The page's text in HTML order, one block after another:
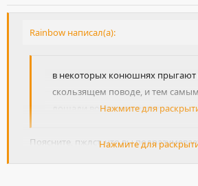
Rainbow написал(а):
в некоторых конюшнях прыгают
скользящем поводе, и тем
лошади во время прыжка
Нажмите для
Поясните, пжлст, что вы
Нажмите для